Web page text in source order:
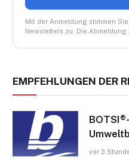
Mit der Anmeldung stimmen
Newsletters zu. Die
EMPFEHLUNGEN DER
vor 3